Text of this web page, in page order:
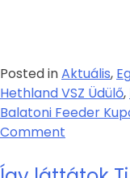
Posted inAktuális,
Hethland VSZ Üdülő,
Balatoni Feeder
Comment